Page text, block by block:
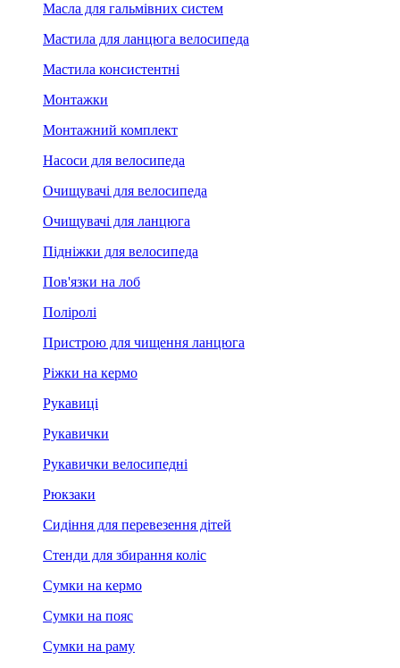
Масла для гальмівних систем
Мастила для ланцюга велосипеда
Мастила консистентні
Монтажки
Монтажний комплект
Насоси для велосипеда
Очищувачі для велосипеда
Очищувачі для ланцюга
Підніжки для велосипеда
Пов'язки на лоб
Поліролі
Пристрою для чищення ланцюга
Ріжки на кермо
Рукавиці
Рукавички
Рукавички велосипедні
Рюкзаки
Сидіння для перевезення дітей
Стенди для збирання коліс
Сумки на кермо
Сумки на пояс
Сумки на раму